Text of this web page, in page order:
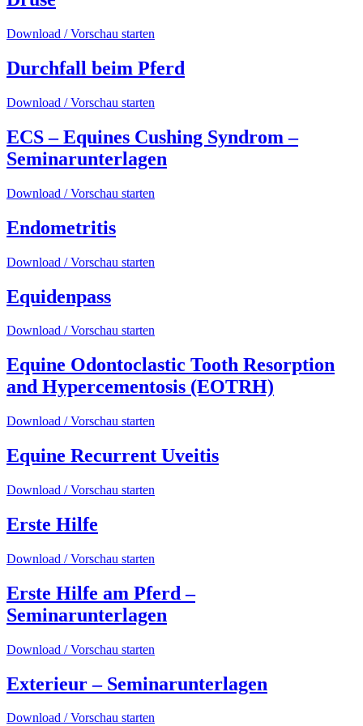
Download / Vorschau starten
Durchfall beim Pferd
Download / Vorschau starten
ECS – Equines Cushing Syndrom –
Seminarunterlagen
Download / Vorschau starten
Endometritis
Download / Vorschau starten
Equidenpass
Download / Vorschau starten
Equine Odontoclastic Tooth Resorption
and Hypercementosis (EOTRH)
Download / Vorschau starten
Equine Recurrent Uveitis
Download / Vorschau starten
Erste Hilfe
Download / Vorschau starten
Erste Hilfe am Pferd –
Seminarunterlagen
Download / Vorschau starten
Exterieur – Seminarunterlagen
Download / Vorschau starten